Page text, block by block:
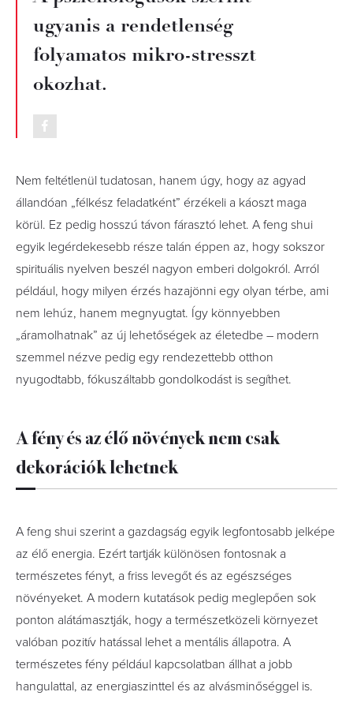
ugyanis a rendetlenség
folyamatos mikro-stresszt
okozhat.
Nem feltétlenül tudatosan, hanem úgy, hogy az agyad
állandóan „félkész feladatként” érzékeli a káoszt maga
körül. Ez pedig hosszú távon fárasztó lehet. A feng shui
egyik legérdekesebb része talán éppen az, hogy sokszor
spirituális nyelven beszél nagyon emberi dolgokról. Arról
például, hogy milyen érzés hazajönni egy olyan térbe, ami
nem lehúz, hanem megnyugtat. Így könnyebben
„áramolhatnak” az új lehetőségek az életedbe – modern
szemmel nézve pedig egy rendezettebb otthon
nyugodtabb, fókuszáltabb gondolkodást is segíthet.
A fény és az élő növények nem csak
dekorációk lehetnek
A feng shui szerint a gazdagság egyik legfontosabb jelképe
az élő energia. Ezért tartják különösen fontosnak a
természetes fényt, a friss levegőt és az egészséges
növényeket. A modern kutatások pedig meglepően sok
ponton alátámasztják, hogy a természetközeli környezet
valóban pozitív hatással lehet a mentális állapotra. A
természetes fény például kapcsolatban állhat a jobb
hangulattal, az energiaszinttel és az alvásminőséggel is.